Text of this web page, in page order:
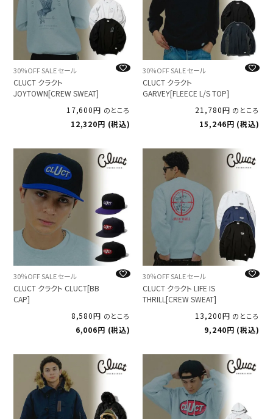
30％OFF SALE セール
CLUCT クラクト
JOYTOWN[CREW SWEAT]
17,600
のところ
12,320 税込
30％OFF SALE セール
CLUCT クラクト
GARVEY[FLEECE L/S TOP]
21,780
のところ
15,246 税込
30％OFF SALE セール
CLUCT クラクト CLUCT[BB
CAP]
8,580
のところ
6,006 税込
30％OFF SALE セール
CLUCT クラクト LIFE IS
THRILL[CREW SWEAT]
13,200
のところ
9,240 税込